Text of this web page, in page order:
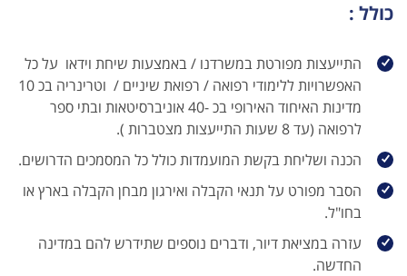
כולל :
התייעצות מפורטת במשרדנו / באמצעות שיחת וידאו על כל
האפשרויות ללימודי רפואה / רפואת שיניים / וטרינריה בכ 10
מדינות האיחוד האירופי בכ -40 אוניברסיטאות ובתי ספר
לרפואה (עד 8 שעות התייעצות מצטברות ).
הכנה ושליחת בקשת המועמדות כולל כל המסמכים הדרושים.
הסבר מפורט על תנאי הקבלה ואירגון מבחן הקבלה בארץ או
בחו"ל.
עזרה במציאת דיור, ודברים נוספים שתידרש להם במדינה
החדשה.